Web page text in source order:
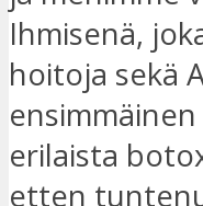
Ihmisenä,
hoitoja sekä
erilaista
etten